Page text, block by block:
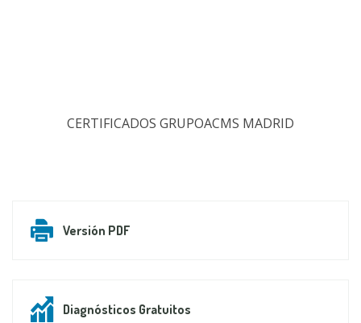
CERTIFICADOS GRUPOACMS MADRID
Versión PDF
Diagnósticos Gratuitos